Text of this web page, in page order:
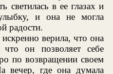
светилась в ее глазах и
и она не могла
радости.
верила, что она
он позволяет себе
по возвращении своем
вечер, где она думала